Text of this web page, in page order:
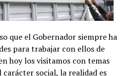
que el Gobernador siempre ha
para trabajar con ellos de
hoy los visitamos con temas
social, la realidad es